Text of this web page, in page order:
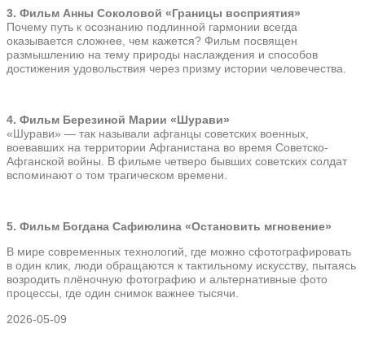
3. Фильм Анны Соколовой «Границы восприятия»
Почему путь к осознанию подлинной гармонии всегда
оказывается сложнее, чем кажется? Фильм посвящен
размышлению на тему природы наслаждения и способов
достижения удовольствия через призму истории человечества.
4. Фильм Березиной Марии «Шурави»
«Шурави» — так называли афганцы советских военных,
воевавших на территории Афганистана во время Советско-
Афганской войны. В фильме четверо бывших советских солдат
вспоминают о том трагическом времени.
5. Фильм Богдана Сафиюлина «Остановить мгновение»
В мире современных технологий, где можно сфотографировать
в один клик, люди обращаются к тактильному искусству, пытаясь
возродить плёночную фотографию и альтернативные фото
процессы, где один снимок важнее тысячи.
2026-05-09